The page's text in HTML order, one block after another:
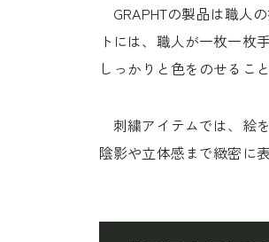
GRAPHTの製品は職人
トには、職人が一枚一枚
しっかりと色をのせるこ
刺繍アイテムでは、絵
陰影や立体感まで緻密に